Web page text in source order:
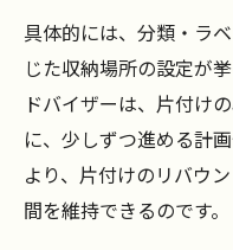
整理収納ア
おうちの片
忙しい方でも続く
おうちの片付
忙しい毎日で
具体的には、分類・ラ
じた収納場所の設定が
ドバイザーは、片付け
に、少しずつ進める計
より、片付けのリバウ
間を維持できるのです。